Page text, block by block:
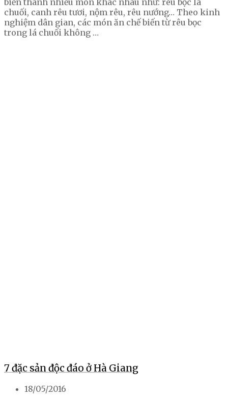
biến thành nhiều món khác nhau như: rêu bọc lá
chuối, canh rêu tươi, nộm rêu, rêu nướng… Theo kinh
nghiệm dân gian, các món ăn chế biến từ rêu bọc
trong lá chuối không …
7 đặc sản độc đáo ở Hà Giang
18/05/2016